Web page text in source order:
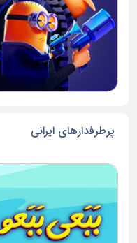
پرطرفدارهای ایرانی